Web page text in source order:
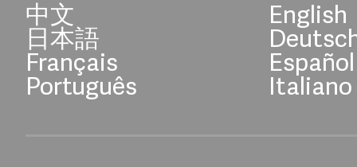
中文 English
日本語
Français Español
Português Italiano